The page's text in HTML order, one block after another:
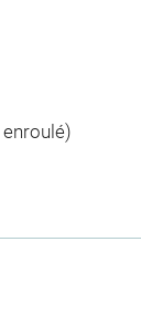
enroulé)